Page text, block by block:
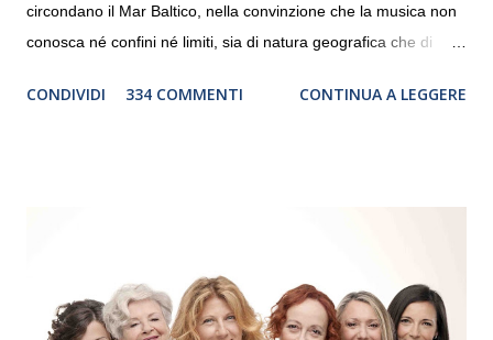
circondano il Mar Baltico, nella convinzione che la musica non
conosca né confini né limiti, sia di natura geografica che di
debutterà il 10 settembre a Heiden, in Germania, e toccherà, in
“Settembre dell’Accademia” dove si esibirà per il secondo anno
consecutivo. Il pubblico milanese avrà il piacere di applaudire i
CONDIVIDI 334 COMMENTI CONTINUA A LEGGERE